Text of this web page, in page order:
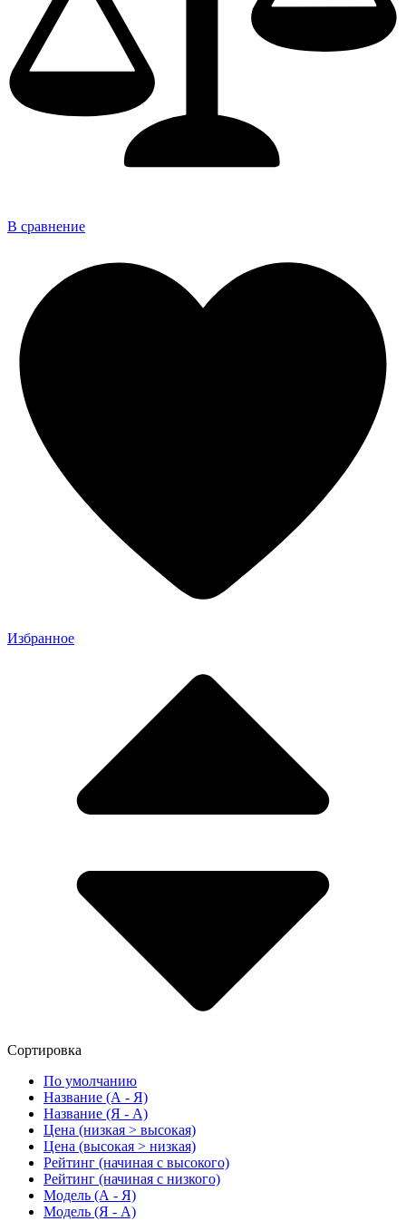
В сравнение
Избранное
Сортировка
По умолчанию
Название (А - Я)
Название (Я - А)
Цена (низкая > высокая)
Цена (высокая > низкая)
Рейтинг (начиная с высокого)
Рейтинг (начиная с низкого)
Модель (А - Я)
Модель (Я - А)